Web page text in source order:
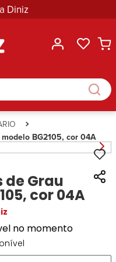
Diniz
BG2105, cor 04A
de Grau
cor 04A
no momento